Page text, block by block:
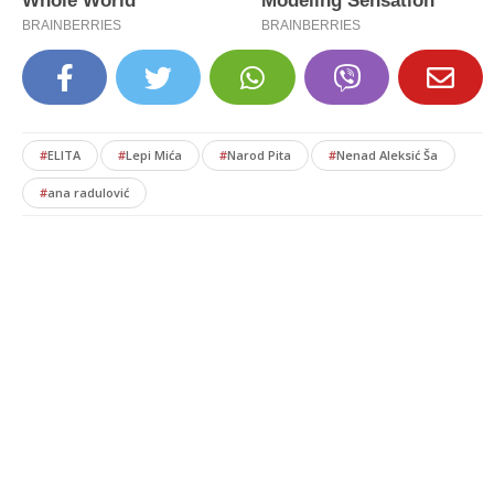
#ELITA #Lepi Mića #Narod Pita #Nenad Aleksić Ša
#ana radulović